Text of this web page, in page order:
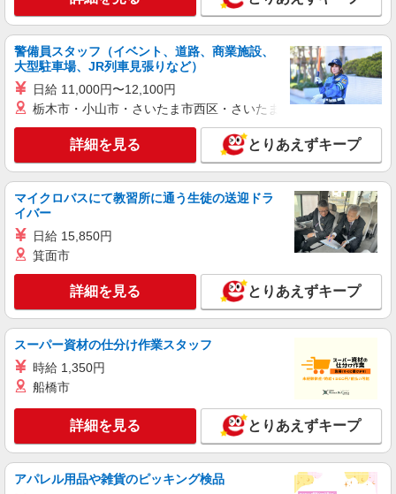
キープ 詳細を見る
派遣社員
株式会社テクノ・サービス/お仕事No/0797643
NEW
機械オペレーター
時給1500円 月収例：232500円以上可能（月収
例）（残業・休日出勤手当て等が含まれていま
す） 交通費全額支給
大阪府東大阪市 ＊車・バイク通勤OK
キープ 詳細を見る
株式会社テクノ・サービス/お仕事No/0846999
NEW
時給1300円交通費全額支給
大阪府東大阪市
キープ
紹介予定派遣
株式会社テクノ・サービス/お仕事No/0897081
NEW
自動車車載機器の取付
時給1600円交通費全額支給
大阪府東大阪市 ＊バイク通勤OK
警備員スタッフ（イベント、道路、商業施設、
大型駐車場、JR列車見張りなど）
日給 11,000円〜12,100円
栃木市・小山市・さいたま市西区・さいたま市岩槻区・久喜市・
詳細を見る とりあえずキープ
マイクロバスにて教習所に通う生徒の送迎ドラ
イバー
日給 15,850円
箕面市
詳細を見る とりあえずキープ
スーパー資材の仕分け作業スタッフ
時給 1,350円
船橋市
詳細を見る とりあえずキープ
アパレル用品や雑貨のピッキング検品